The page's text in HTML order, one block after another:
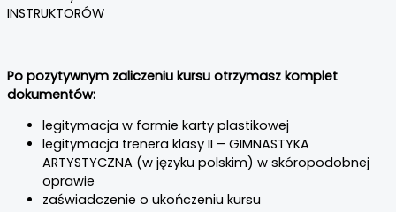
Po pozytywnym zaliczeniu kursu otrzymasz komplet
dokumentów:
legitymacja w formie karty plastikowej
legitymacja trenera klasy II – GIMNASTYKA
ARTYSTYCZNA (w języku polskim) w skóropodobnej
oprawie
zaświadczenie o ukończeniu kursu